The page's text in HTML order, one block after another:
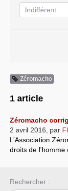
Systèmes &
Zéromacho
1 article
Zéromacho
2 avril 2016
par
L’Association
droits de
Rechercher :